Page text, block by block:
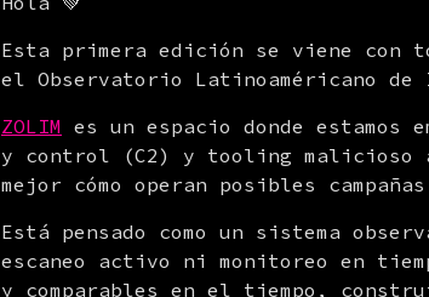
Esta primera edición se viene con
el Observatorio Latinoaméricano
ZOLIM es un espacio donde estamos
y control (C2) y tooling malicioso
mejor cómo operan posibles
Está pensado como un sistema
escaneo activo ni monitoreo en
y comparables en el tiempo,